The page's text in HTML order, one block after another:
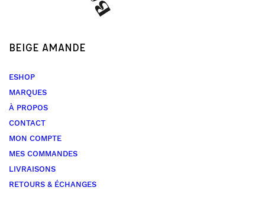
BEIGE AMANDE
ESHOP
MARQUES
À PROPOS
CONTACT
MON COMPTE
MES COMMANDES
LIVRAISONS
RETOURS & ÉCHANGES